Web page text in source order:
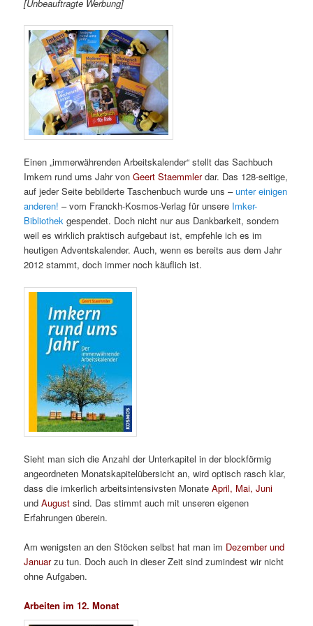
[Unbeauftragte Werbung]
Einen „immerwährenden Arbeitskalender“ stellt das Sachbuch
Imkern rund ums Jahr vonGeert Staemmlerdar. Das 128-seitige,
auf jeder Seite bebilderte Taschenbuch wurde uns –unter einigen
anderen! – vom Franckh-Kosmos-Verlag für unsere Imker-
Bibliothek gespendet. Doch nicht nur aus Dankbarkeit, sondern
weil es wirklich praktisch aufgebaut ist, empfehle ich es im
heutigen Adventskalender. Auch, wenn es bereits aus dem Jahr
2012 stammt, doch immer noch käuflich ist.
Sieht man sich die Anzahl der Unterkapitel in der blockförmig
angeordneten Monatskapitelübersicht an, wird optisch rasch klar,
dass die imkerlich arbeitsintensivsten MonateApril, Mai, Juni
undAugust sind. Das stimmt auch mit unseren eigenen
Erfahrungen überein.
Am wenigsten an den Stöcken selbst hat man im Dezember und
Januarzu tun. Doch auch in dieser Zeit sind zumindest wir nicht
ohne Aufgaben.
Arbeiten im 12. Monat